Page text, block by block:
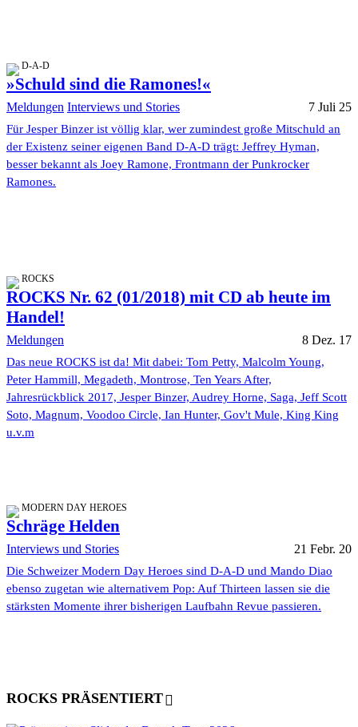
D-A-D
»Schuld sind die Ramones!«
Meldungen Interviews und Stories 7 Juli 25
Für Jesper Binzer ist völlig klar, wer zumindest große Mitschuld an
der Existenz seiner eigenen Band D-A-D trägt: Jeffrey Hyman,
besser bekannt als Joey Ramone, Frontmann der Punkrocker
Ramones.
ROCKS
ROCKS Nr. 62 (01/2018) mit CD ab heute im
Handel!
Meldungen 8 Dez. 17
Das neue ROCKS ist da! Mit dabei: Tom Petty, Malcolm Young,
Peter Hammill, Megadeth, Montrose, Ten Years After,
Jahresrückblick 2017, Jesper Binzer, Audrey Horne, Saga, Jeff Scott
Soto, Magnum, Voodoo Circle, Ian Hunter, Gov't Mule, King King
u.v.m
MODERN DAY HEROES
Schräge Helden
Interviews und Stories 21 Febr. 20
Die Schweizer Modern Day Heroes sind D-A-D und Mando Diao
ebenso zugetan wie alternativem Pop: Auf Thirteen lassen sie die
stärksten Momente ihrer bisherigen Laufbahn Revue passieren.
ROCKS PRÄSENTIERT